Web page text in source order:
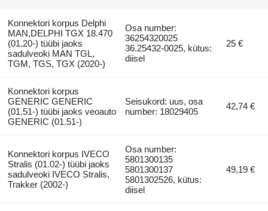
Konnektori korpus Delphi
MAN,DELPHI TGX 18.470
(01.20-) tüübi jaoks
sadulveoki MAN TGL,
TGM, TGS, TGX (2020-)
Osa number:
36254320025
36.25432-0025, kütus:
diisel
25 €
Konnektori korpus
GENERIC GENERIC
(01.51-) tüübi jaoks veoauto
GENERIC (01.51-)
Seisukord: uus, osa
number: 18029405
42,74 €
Konnektori korpus IVECO
Stralis (01.02-) tüübi jaoks
sadulveoki IVECO Stralis,
Trakker (2002-)
Osa number:
5801300135
5801300137
5801302526, kütus:
diisel
49,19 €